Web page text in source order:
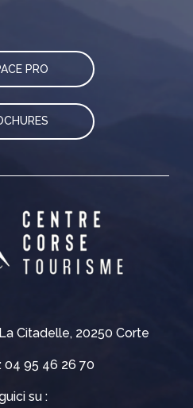
Citadelle, 20250 Corte
: 04 95 46 26 70
su :
PRO